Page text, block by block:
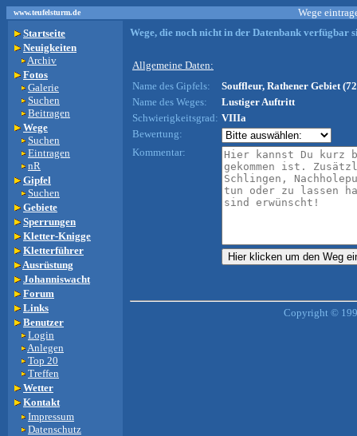
www.teufelsturm.de
Wege
Startseite
Neuigkeiten
Archiv
Fotos
Galerie
Suchen
Beitragen
Wege
Suchen
Eintragen
nR
Gipfel
Suchen
Gebiete
Sperrungen
Kletter-Knigge
Kletterführer
Ausrüstung
Johanniswacht
Forum
Links
Benutzer
Login
Anlegen
Top 20
Treffen
Wetter
Kontakt
Impressum
Datenschutz
Wege, die noch nicht in der Datenbank verfügbar
Allgemeine Daten:
Name des Gipfels:
Souffleur, Rathener Gebiet
Name des Weges:
Lustiger Auftritt
Schwierigkeitsgrad: VIIIa
Bewertung:
Kommentar:
Copyright ©